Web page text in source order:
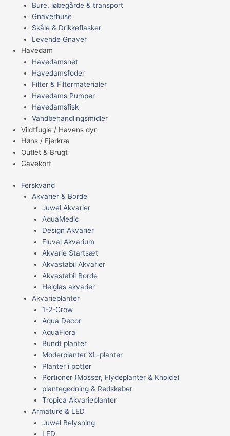
Bure, løbegårde & transport
Gnaverhuse
Skåle & Drikkeflasker
Levende Gnaver
Havedam
Havedamsnet
Havedamsfoder
Filter & Filtermaterialer
Havedams Pumper
Havedamsfisk
Vandbehandlingsmidler
Vildtfugle / Havens dyr
Høns / Fjerkræ
Outlet & Brugt
Gavekort
Ferskvand
Akvarier & Borde
Juwel Akvarier
AquaMedic
Design Akvarier
Fluval Akvarium
Akvarie Startsæt
Akvastabil Akvarier
Akvastabil Borde
Helglas akvarier
Akvarieplanter
1-2-Grow
Aqua Decor
AquaFlora
Bundt planter
Moderplanter XL-planter
Planter i potter
Portioner (Mosser, Flydeplanter & Knolde)
plantegødning & Redskaber
Tropica Akvarieplanter
Armature & LED
Juwel Belysning
LED